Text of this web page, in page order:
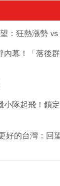
：狂熱漲勢
內幕！「落後
小隊起飛！鎖
好的台灣：回